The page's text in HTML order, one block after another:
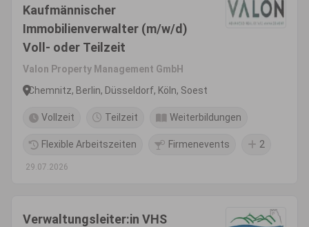
Kaufmännischer
Immobilienverwalter (m/w/d)
Voll- oder Teilzeit
Valon Property Management GmbH
Chemnitz, Berlin, Düsseldorf, Köln, Soest
Vollzeit Teilzeit Weiterbildungen
Flexible Arbeitszeiten Firmenevents 2
29.07.2026
Verwaltungsleiter:in VHS